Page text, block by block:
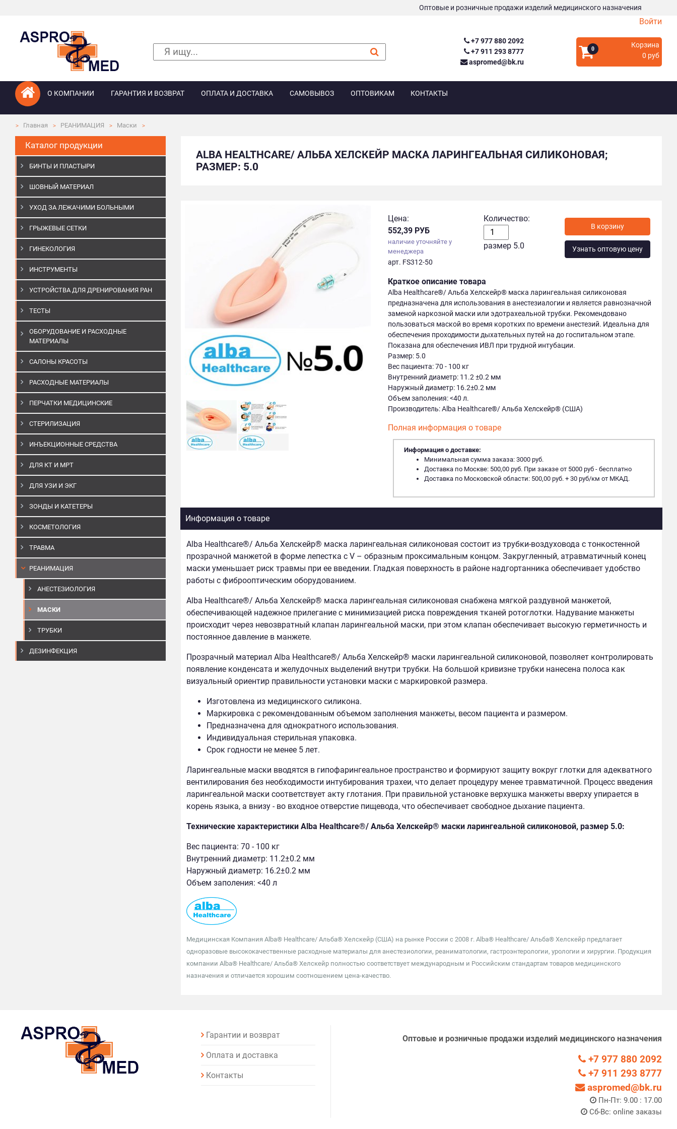
Оптовые и розничные продажи изделий медицинского назначения
Войти
+7 977 880 2092
+7 911 293 8777
aspromed@bk.ru
0
Корзина
0 руб
О КОМПАНИИ ГАРАНТИЯ И ВОЗВРАТ ОПЛАТА И ДОСТАВКА САМОВЫВОЗ ОПТОВИКАМ КОНТАКТЫ
Главная РЕАНИМАЦИЯ Маски
Каталог продукции
БИНТЫ И ПЛАСТЫРИ
ШОВНЫЙ МАТЕРИАЛ
УХОД ЗА ЛЕЖАЧИМИ БОЛЬНЫМИ
ГРЫЖЕВЫЕ СЕТКИ
ГИНЕКОЛОГИЯ
ИНСТРУМЕНТЫ
УСТРОЙСТВА ДЛЯ ДРЕНИРОВАНИЯ РАН
ТЕСТЫ
ОБОРУДОВАНИЕ И РАСХОДНЫЕ
МАТЕРИАЛЫ
САЛОНЫ КРАСОТЫ
РАСХОДНЫЕ МАТЕРИАЛЫ
ПЕРЧАТКИ МЕДИЦИНСКИЕ
СТЕРИЛИЗАЦИЯ
ИНЪЕКЦИОННЫЕ СРЕДСТВА
ДЛЯ КТ И МРТ
ДЛЯ УЗИ И ЭКГ
ЗОНДЫ И КАТЕТЕРЫ
КОСМЕТОЛОГИЯ
ТРАВМА
РЕАНИМАЦИЯ
АНЕСТЕЗИОЛОГИЯ
МАСКИ
ТРУБКИ
ДЕЗИНФЕКЦИЯ
ALBA HEALTHCARE/ АЛЬБА ХЕЛСКЕЙР МАСКА ЛАРИНГЕАЛЬНАЯ СИЛИКОНОВАЯ;
РАЗМЕР: 5.0
Цена:
552,39 РУБ
наличие уточняйте у
менеджера
арт. FS312-50
Количество:
размер 5.0 Узнать оптовую цену
Краткое описание товара
Alba Healthcare®/ Альба Хелскейр® маска ларингеальная силиконовая
предназначена для использования в анестезиалогии и является равнозначной
заменой наркозной маски или эдотрахеальной трубки. Рекомендовано
пользоваться маской во время коротких по времени анестезий. Идеальна для
обеспечения проходимости дыхательных путей на до госпитальном этапе.
Показана для обеспечения ИВЛ при трудной интубации.
Размер: 5.0
Вес пациента: 70 - 100 кг
Внутренний диаметр: 11.2 ±0.2 мм
Наружный диаметр: 16.2±0.2 мм
Объем заполения: <40 л.
Производитель: Alba Healthcare®/ Альба Хелскейр® (США)
Полная информация о товаре
Информация о доставке:
Минимальная сумма заказа: 3000 руб.
Доставка по Москве: 500,00 руб. При заказе от 5000 руб - бесплатно
Доставка по Московской области: 500,00 руб. + 30 руб/км от МКАД.
Информация о товаре
Alba Healthcare®/ Альба Хелскейр® маска ларингеальная силиконовая состоит из трубки-воздуховода с тонкостенной
прозрачной манжетой в форме лепестка с V – образным проксимальным концом. Закругленный, атравматичный конец
маски уменьшает риск травмы при ее введении. Гладкая поверхность в районе надгортанника обеспечивает удобство
работы с фиброоптическим оборудованием.
Alba Healthcare®/ Альба Хелскейр® маска ларингеальная силиконовая снабжена мягкой раздувной манжетой,
обеспечивающей надежное прилегание с минимизацией риска повреждения тканей ротоглотки. Надувание манжеты
происходит через невозвратный клапан ларингеальной маски, при этом клапан обеспечивает высокую герметичность и
постоянное давление в манжете.
Прозрачный материал Alba Healthcare®/ Альба Хелскейр® маски ларингеальной силиконовой, позволяет контролировать
появление конденсата и желудочных выделений внутри трубки. На большой кривизне трубки нанесена полоса как
визуальный ориентир правильности установки маски с маркировкой размера.
Изготовлена из медицинского силикона.
Маркировка с рекомендованным объемом заполнения манжеты, весом пациента и размером.
Предназначена для однократного использования.
Индивидуальная стерильная упаковка.
Срок годности не менее 5 лет.
Ларингеальные маски вводятся в гипофарингеальное пространство и формируют защиту вокруг глотки для адекватного
вентилирования без необходимости интубирования трахеи, что делает процедуру менее травматичной. Процесс введения
ларингеальной маски соответствует акту глотания. При правильной установке верхушка манжеты вверху упирается в
корень языка, а внизу - во входное отверстие пищевода, что обеспечивает свободное дыхание пациента.
Технические характеристики Alba Healthcare®/ Альба Хелскейр® маски ларингеальной силиконовой, размер 5.0:
Вес пациента: 70 - 100 кг
Внутренний диаметр: 11.2±0.2 мм
Наружный диаметр: 16.2±0.2 мм
Объем заполения: <40 л
Медицинская Компания Alba® Healthcare/ Альба® Хелскейр (США) на рынке России с 2008 г. Alba® Healthcare/ Альба® Хелскейр предлагает
одноразовые высококачественные расходные материалы для анестезиологии, реаниматологии, гастроэнтерологии, урологии и хирургии. Продукция
компании Alba® Healthcare/ Альба® Хелскейр полностью соответствует международным и Российским стандартам товаров медицинского
назначения и отличается хорошим соотношением цена-качество.
Гарантии и возврат
Оплата и доставка
Контакты
Оптовые и розничные продажи изделий медицинского назначения
+7 977 880 2092
+7 911 293 8777
aspromed@bk.ru
Пн-Пт: 9.00 : 17.00
Сб-Вс: online заказы